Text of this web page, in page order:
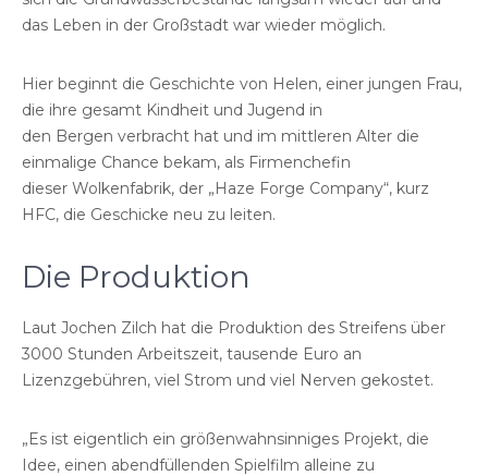
das Leben in der Großstadt war wieder möglich.
Hier beginnt die Geschichte von Helen, einer jungen Frau,
die ihre gesamt Kindheit und Jugend in
den Bergen verbracht hat und im mittleren Alter die
einmalige Chance bekam, als Firmenchefin
dieser Wolkenfabrik, der „Haze Forge Company“, kurz
HFC, die Geschicke neu zu leiten.
Die Produktion
Laut Jochen Zilch hat die Produktion des Streifens über
3000 Stunden Arbeitszeit, tausende Euro an
Lizenzgebühren, viel Strom und viel Nerven gekostet.
„Es ist eigentlich ein größenwahnsinniges Projekt, die
Idee, einen abendfüllenden Spielfilm alleine zu